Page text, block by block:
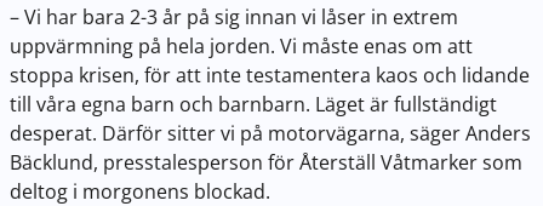
– Vi har bara 2-3 år på sig innan vi låser in extrem
uppvärmning på hela jorden. Vi måste enas om att
stoppa krisen, för att inte testamentera kaos och lidande
till våra egna barn och barnbarn. Läget är fullständigt
desperat. Därför sitter vi på motorvägarna, säger Anders
Bäcklund, presstalesperson för Återställ Våtmarker som
deltog i morgonens blockad.